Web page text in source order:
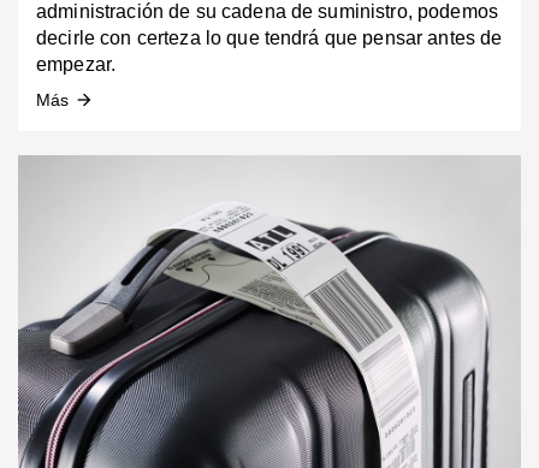
administración de su cadena de suministro, podemos
decirle con certeza lo que tendrá que pensar antes de
empezar.
Más arrow_forward